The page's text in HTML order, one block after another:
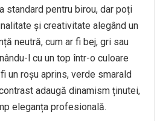
standard pentru birou, dar poți
și creativitate alegând un
neutră, cum ar fi bej, gri sau
l cu un top într-o culoare
un roșu aprins, verde smarald
adaugă dinamism ținutei,
eleganța profesională.